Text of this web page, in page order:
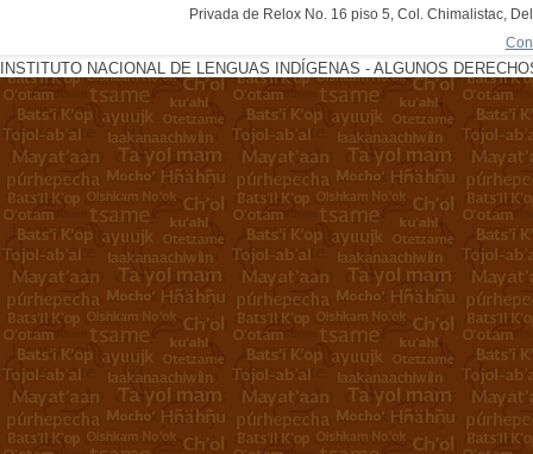
Privada de Relox No. 16 piso 5, Col. Chimalistac,
INSTITUTO NACIONAL DE LENGUAS INDÍGENAS - ALGUNOS